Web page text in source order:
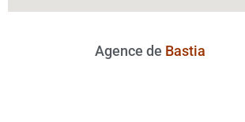
Agence de Bastia